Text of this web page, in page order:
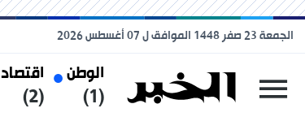
الوطن
(1)
اقتصاد
(2)
الجمعة 23 صفر 1448 الموافق ل 07 أغسطس 2026